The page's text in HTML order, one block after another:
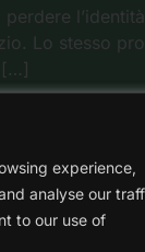
experience,
analyse our
to our use of
experience,
analyse our
to our use of
perdere
Lo stesso
[…]
– Palermo